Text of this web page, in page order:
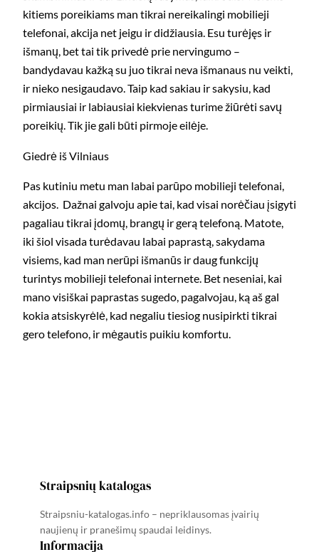
kitiems poreikiams man tikrai nereikalingi mobilieji
telefonai, akcija net jeigu ir didžiausia. Esu turėjęs ir
išmanų, bet tai tik privedė prie nervingumo –
bandydavau kažką su juo tikrai neva išmanaus nu veikti,
ir nieko nesigaudavo. Taip kad sakiau ir sakysiu, kad
pirmiausiai ir labiausiai kiekvienas turime žiūrėti savų
poreikių. Tik jie gali būti pirmoje eilėje.
Giedrė iš Vilniaus
Pas kutiniu metu man labai parūpo mobilieji telefonai,
akcijos. Dažnai galvoju apie tai, kad visai norėčiau įsigyti
pagaliau tikrai įdomų, brangų ir gerą telefoną. Matote,
iki šiol visada turėdavau labai paprastą, sakydama
visiems, kad man nerūpi išmanūs ir daug funkcijų
turintys mobilieji telefonai internete. Bet neseniai, kai
mano visiškai paprastas sugedo, pagalvojau, ką aš gal
kokia atsiskyrėlė, kad negaliu tiesiog nusipirkti tikrai
gero telefono, ir mėgautis puikiu komfortu.
Straipsnių katalogas
Straipsniu-katalogas.info – nepriklausomas įvairių
naujienų ir pranešimų spaudai leidinys.
Informacija